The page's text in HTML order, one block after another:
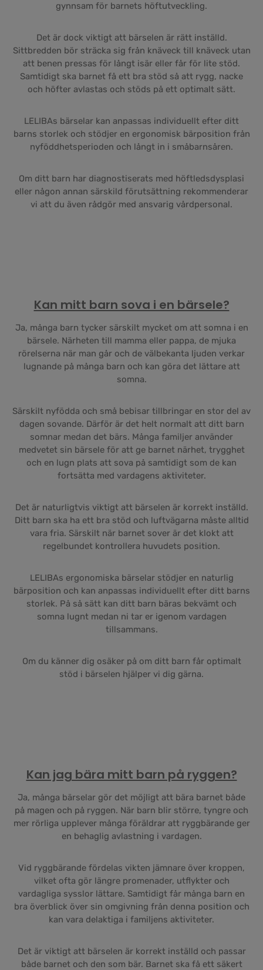
gynnsam för barnets höftutveckling.
Det är dock viktigt att bärselen är rätt inställd.
Sittbredden bör sträcka sig från knäveck till knäveck utan
att benen pressas för långt isär eller får för lite stöd.
Samtidigt ska barnet få ett bra stöd så att rygg, nacke
och höfter avlastas och stöds på ett optimalt sätt.
LELIBAs bärselar kan anpassas individuellt efter ditt
barns storlek och stödjer en ergonomisk bärposition från
nyföddhetsperioden och långt in i småbarnsåren.
Om ditt barn har diagnostiserats med höftledsdysplasi
eller någon annan särskild förutsättning rekommenderar
vi att du även rådgör med ansvarig vårdpersonal.
Kan mitt barn sova i en bärsele?
Ja, många barn tycker särskilt mycket om att somna i en
bärsele. Närheten till mamma eller pappa, de mjuka
rörelserna när man går och de välbekanta ljuden verkar
lugnande på många barn och kan göra det lättare att
somna.
Särskilt nyfödda och små bebisar tillbringar en stor del av
dagen sovande. Därför är det helt normalt att ditt barn
somnar medan det bärs. Många familjer använder
medvetet sin bärsele för att ge barnet närhet, trygghet
och en lugn plats att sova på samtidigt som de kan
fortsätta med vardagens aktiviteter.
Det är naturligtvis viktigt att bärselen är korrekt inställd.
Ditt barn ska ha ett bra stöd och luftvägarna måste alltid
vara fria. Särskilt när barnet sover är det klokt att
regelbundet kontrollera huvudets position.
LELIBAs ergonomiska bärselar stödjer en naturlig
bärposition och kan anpassas individuellt efter ditt barns
storlek. På så sätt kan ditt barn bäras bekvämt och
somna lugnt medan ni tar er igenom vardagen
tillsammans.
Om du känner dig osäker på om ditt barn får optimalt
stöd i bärselen hjälper vi dig gärna.
Kan jag bära mitt barn på ryggen?
Ja, många bärselar gör det möjligt att bära barnet både
på magen och på ryggen. När barn blir större, tyngre och
mer rörliga upplever många föräldrar att ryggbärande ger
en behaglig avlastning i vardagen.
Vid ryggbärande fördelas vikten jämnare över kroppen,
vilket ofta gör längre promenader, utflykter och
vardagliga sysslor lättare. Samtidigt får många barn en
bra överblick över sin omgivning från denna position och
kan vara delaktiga i familjens aktiviteter.
Det är viktigt att bärselen är korrekt inställd och passar
både barnet och den som bär. Barnet ska få ett säkert